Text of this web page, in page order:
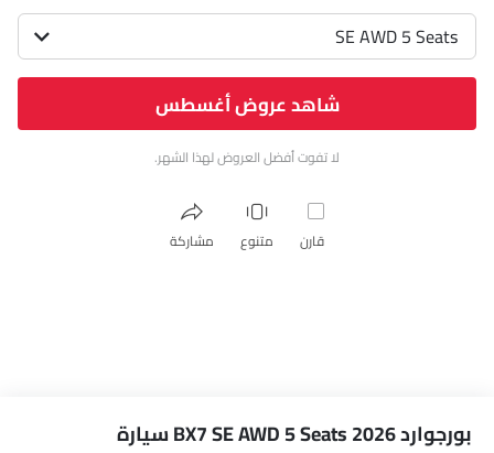
SE AWD 5 Seats
شاهد عروض أغسطس
لا تفوت أفضل العروض لهذا الشهر.
قارن متنوع مشاركة
بورجوارد BX7 SE AWD 5 Seats 2026 سيارة